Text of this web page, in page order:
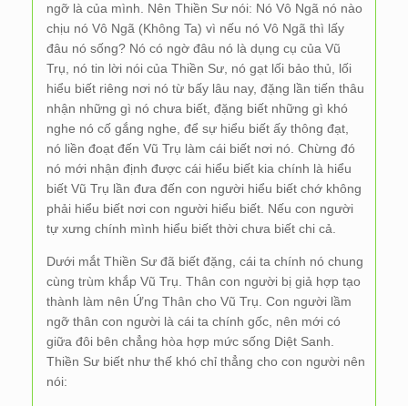
ngỡ là của mình. Nên Thiền Sư nói: Nó Vô Ngã nó nào
chịu nó Vô Ngã (Không Ta) vì nếu nó Vô Ngã thì lấy
đâu nó sống? Nó có ngờ đâu nó là dụng cụ của Vũ
Trụ, nó tin lời nói của Thiền Sư, nó gạt lối bảo thủ, lối
hiểu biết riêng nơi nó từ bấy lâu nay, đặng lần tiến thâu
nhận những gì nó chưa biết, đặng biết những gì khó
nghe nó cố gắng nghe, để sự hiểu biết ấy thông đạt,
nó liền đoạt đến Vũ Trụ làm cái biết nơi nó. Chừng đó
nó mới nhận định được cái hiểu biết kia chính là hiểu
biết Vũ Trụ lần đưa đến con người hiểu biết chớ không
phải hiểu biết nơi con người hiểu biết. Nếu con người
tự xưng chính mình hiểu biết thời chưa biết chi cả.
Dưới mắt Thiền Sư đã biết đặng, cái ta chính nó chung
cùng trùm khắp Vũ Trụ. Thân con người bị giả hợp tạo
thành làm nên Ứng Thân cho Vũ Trụ. Con người lầm
ngỡ thân con người là cái ta chính gốc, nên mới có
giữa đôi bên chẳng hòa hợp mức sống Diệt Sanh.
Thiền Sư biết như thế khó chỉ thẳng cho con người nên
nói: